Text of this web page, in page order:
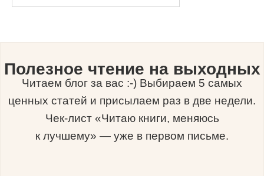
Полезное чтение на выходных
Читаем блог за вас :-) Выбираем 5 самых
ценных статей и присылаем раз в две недели.
Чек-лист «Читаю книги, меняюсь
к лучшему» — уже в первом письме.